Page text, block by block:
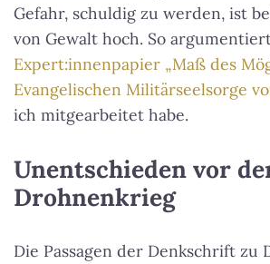
Gefahr, schuldig zu werden, ist
von Gewalt hoch. So
Expert:innenpapier „Maß des
Evangelischen Militärseelsorge
ich mitgearbeitet habe.
Unentschieden vor
Drohnenkrieg
Die Passagen der Denkschrift zu